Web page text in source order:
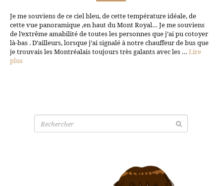
Je me souviens de ce ciel bleu, de cette température idéale, de
cette vue panoramique ,en haut du Mont Royal… Je me souviens
de l’extrême amabilité de toutes les personnes que j’ai pu cotoyer
là-bas . D’ailleurs, lorsque j’ai signalé à notre chauffeur de bus que
je trouvais les Montréalais toujours très galants avec les … Lire
plus
Recherche
pour: